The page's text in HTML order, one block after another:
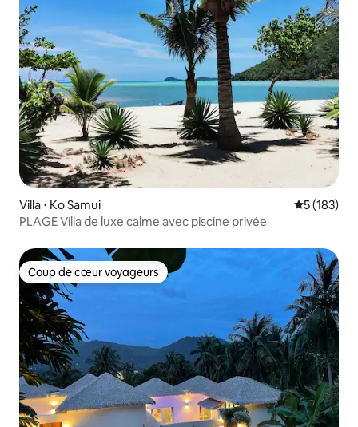
Villa ⋅ Ko Samui Évaluation
5 (183)
PLAGE Villa de luxe calme avec piscine privée
Coup de cœur voyageurs
Coup de cœur voyageurs